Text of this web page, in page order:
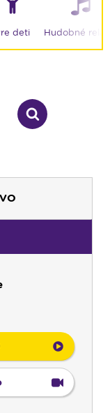
deti Hudobné
repríza